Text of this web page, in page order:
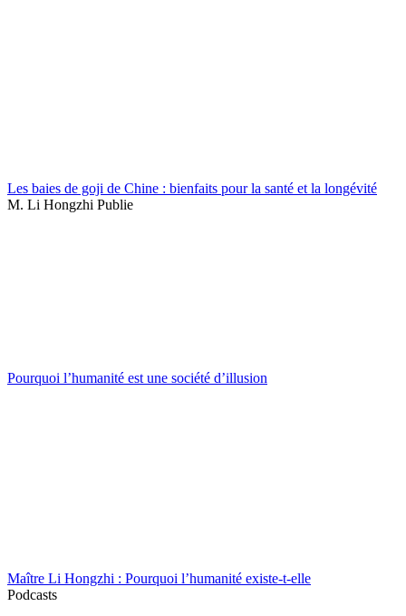
Les baies de goji de Chine : bienfaits pour la santé et la longévité
M. Li Hongzhi Publie
Pourquoi l’humanité est une société d’illusion
Maître Li Hongzhi : Pourquoi l’humanité existe-t-elle
Podcasts